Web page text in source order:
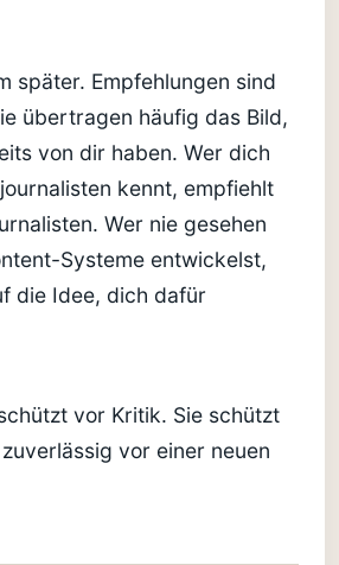
später. Empfehlungen sind
übertragen häufig das Bild,
von dir haben. Wer dich
kennt, empfiehlt
Wer nie gesehen
Systeme entwickelst,
die Idee, dich dafür
vor Kritik. Sie schützt
vor einer neuen